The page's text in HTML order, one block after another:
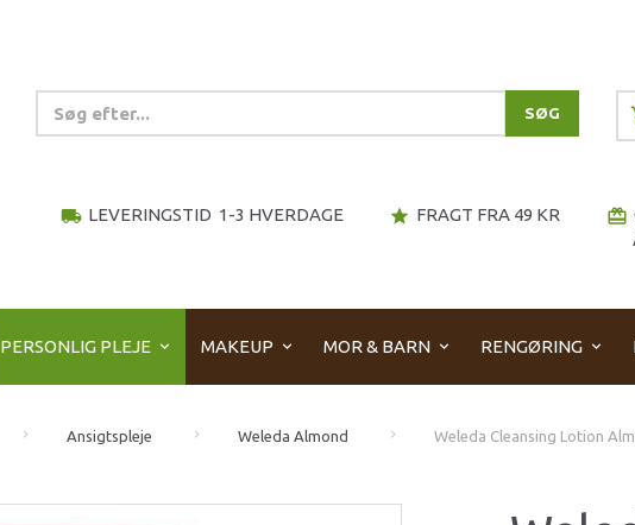
SØG
local_shipping LEVERINGSTID 1-3 HVERDAGE star FRAGT FRA 49 KR redeem
PERSONLIG PLEJE MAKEUP MOR & BARN RENGØRING
Ansigtspleje Weleda Almond Weleda Cleansing Lotion